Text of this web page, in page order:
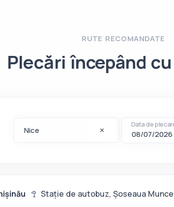
RUTE RECOMANDATE
Plecări începând
Data de
Stație de autobuz, Șoseaua